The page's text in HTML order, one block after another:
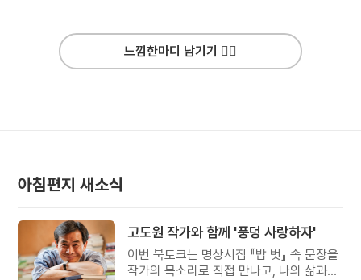
느낌한마디 남기기 ✍🏻
아침편지 새소식
고도원 작가와 함께 '풍덩 사랑하자'
이번 북토크는 명상시집 『밥 벗』 속 문장을
작가의 목소리로 직접 만나고, 나의 삶과